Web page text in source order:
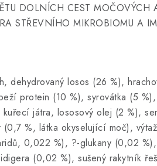
DOLNÍCH CEST MOČOVÝCH
STŘEVNÍHO MIKROBIOMU A
dehydrovaný losos (26 %),
protein (10 %), syrovátka (5
játra, lososový olej (2 %),
%, látka okyselující moč),
0,022 %), ?-glukany (0,02
(0,02 %), sušený rakytník